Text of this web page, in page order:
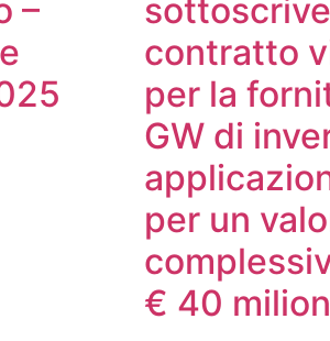
–
contratto
per la
GW di
per un
€ 40